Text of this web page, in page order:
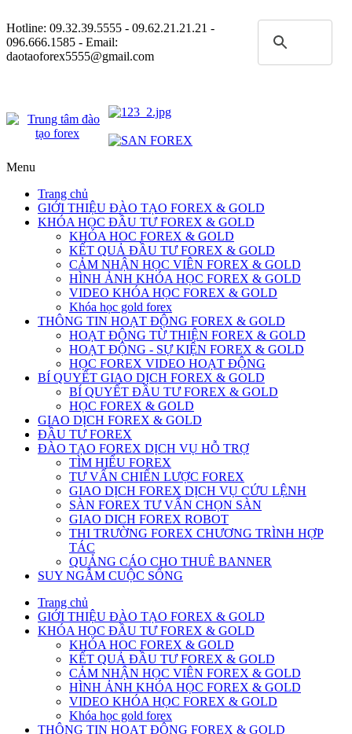
Hotline: 09.32.39.5555 - 09.62.21.21.21 -
096.666.1585 - Email:
daotaoforex5555@gmail.com
Menu
Trang chủ
GIỚI THIỆU ĐÀO TẠO FOREX & GOLD
KHÓA HỌC ĐẦU TƯ FOREX & GOLD
KHÓA HOC FOREX & GOLD
KẾT QUẢ ĐẦU TƯ FOREX & GOLD
CẢM NHẬN HỌC VIÊN FOREX & GOLD
HÌNH ẢNH KHÓA HỌC FOREX & GOLD
VIDEO KHÓA HỌC FOREX & GOLD
Khóa học gold forex
THÔNG TIN HOẠT ĐỘNG FOREX & GOLD
HOẠT ĐỘNG TỪ THIỆN FOREX & GOLD
HOẠT ĐỘNG - SỰ KIỆN FOREX & GOLD
HỌC FOREX VIDEO HOẠT ĐỘNG
BÍ QUYẾT GIAO DỊCH FOREX & GOLD
BÍ QUYẾT ĐẦU TƯ FOREX & GOLD
HỌC FOREX & GOLD
GIAO DỊCH FOREX & GOLD
ĐẦU TƯ FOREX
ĐÀO TẠO FOREX DỊCH VỤ HỖ TRỢ
TÌM HIỂU FOREX
TƯ VẤN CHIẾN LƯỢC FOREX
GIAO DỊCH FOREX DỊCH VỤ CỨU LỆNH
SÀN FOREX TƯ VẤN CHỌN SÀN
GIAO DICH FOREX ROBOT
THI TRƯỜNG FOREX CHƯƠNG TRÌNH HỢP
TÁC
QUẢNG CÁO CHO THUÊ BANNER
SUY NGẪM CUỘC SỐNG
Trang chủ
GIỚI THIỆU ĐÀO TẠO FOREX & GOLD
KHÓA HỌC ĐẦU TƯ FOREX & GOLD
KHÓA HOC FOREX & GOLD
KẾT QUẢ ĐẦU TƯ FOREX & GOLD
CẢM NHẬN HỌC VIÊN FOREX & GOLD
HÌNH ẢNH KHÓA HỌC FOREX & GOLD
VIDEO KHÓA HỌC FOREX & GOLD
Khóa học gold forex
THÔNG TIN HOẠT ĐỘNG FOREX & GOLD